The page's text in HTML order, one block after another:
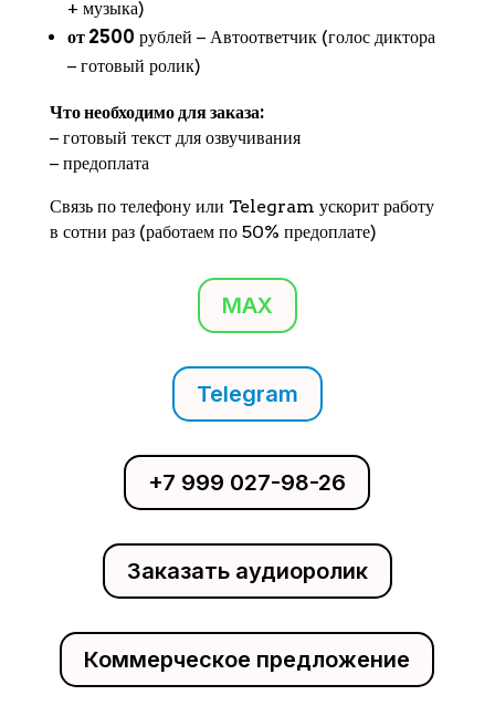
+ музыка)
от 2500 рублей − Автоответчик (голос диктора
− готовый ролик)
Что необходимо для заказа:
− готовый текст для озвучивания
− предоплата
Связь по телефону или Telegram ускорит работу
в сотни раз (работаем по 50% предоплате)
MAX
Telegram
+7 999 027-98-26
Заказать аудиоролик
Коммерческое предложение